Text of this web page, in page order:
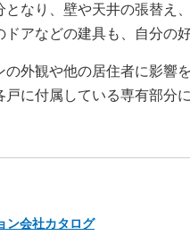
なり、壁や天井の張替え
アなどの建具も、自分の
の外観や他の居住者に影響
に付属している専有部分
ン会社カタログ